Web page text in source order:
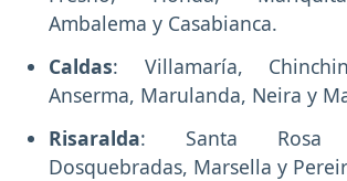
Ambalema y Casabianca.
Caldas: Villamaría,
Anserma, Marulanda, Neira y
Risaralda: Santa Rosa
Dosquebradas, Marsella y